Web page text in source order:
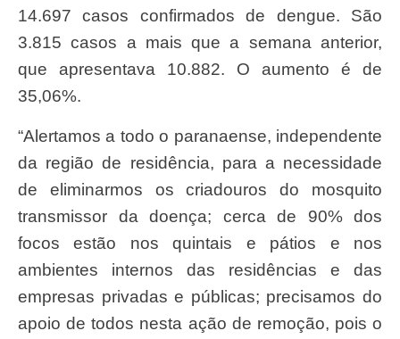
14.697 casos confirmados de dengue. São
3.815 casos a mais que a semana anterior,
que apresentava 10.882. O aumento é de
35,06%.
“Alertamos a todo o paranaense, independente
da região de residência, para a necessidade
de eliminarmos os criadouros do mosquito
transmissor da doença; cerca de 90% dos
focos estão nos quintais e pátios e nos
ambientes internos das residências e das
empresas privadas e públicas; precisamos do
apoio de todos nesta ação de remoção, pois o